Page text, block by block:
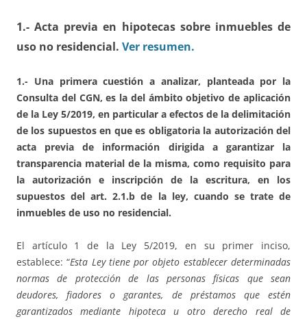
1.- Acta previa en hipotecas sobre inmuebles de
uso no residencial. Ver resumen.
1.- Una primera cuestión a analizar, planteada por la
Consulta del CGN, es la del ámbito objetivo de aplicación
de la Ley 5/2019, en particular a efectos de la delimitación
de los supuestos en que es obligatoria la autorización del
acta previa de información dirigida a garantizar la
transparencia material de la misma, como requisito para
la autorización e inscripción de la escritura, en los
supuestos del art. 2.1.b de la ley, cuando se trate de
inmuebles de uso no residencial.
El artículo 1 de la Ley 5/2019, en su primer inciso,
establece: “Esta Ley tiene por objeto establecer determinadas
normas de protección de las personas físicas que sean
deudores, fiadores o garantes, de préstamos que estén
garantizados mediante hipoteca u otro derecho real de